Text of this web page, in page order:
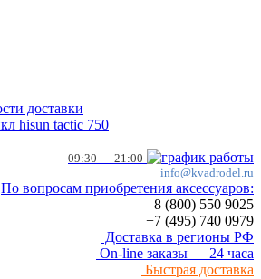
09:30 — 21:00
info@kvadrodel.ru
По вопросам приобретения аксессуаров:
8 (800) 550 9025
+7 (495) 740 0979
Доставка в регионы РФ
On-line заказы — 24 часа
Быстрая доставка